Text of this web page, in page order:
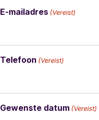
E-mailadres (Vereist)
Telefoon (Vereist)
Gewenste datum (Vereist)